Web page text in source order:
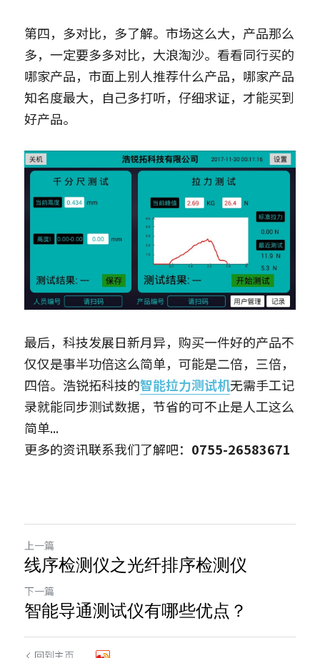
第四，多对比，多了解。市场这么大，产品那么
多，一定要多多对比，大浪淘沙。看看同行买的
哪家产品，市面上别人推荐什么产品，哪家产品
知名度最大，自己多打听，仔细求证，才能买到
好产品。
最后，科技发展日新月异，购买一件好的产品不
仅仅是事半功倍这么简单，可能是二倍，三倍，
四倍。浩锐拓科技的智能拉力测试机无需手工记
录就能同步测试数据，节省的可不止是人工这么
简单...
更多的资讯联系我们了解吧： 0755-26583671
上一篇
线序检测仪之光纤排序检测仪
下一篇
智能导通测试仪有哪些优点？
回到主页